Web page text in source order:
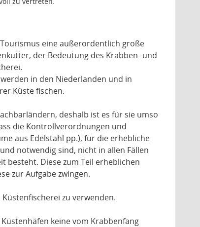
eine außerordentlich große
der Bedeutung des Krabben- und
in den Niederlanden und in
Küste fischen.
deshalb ist es für sie umso
die Kontrollverordnungen und
aus Edelstahl pp.), für die erhebliche
notwendig sind, nicht in allen Fällen
besteht. Diese zum Teil erheblichen
zur Aufgabe zwingen.
zu verwenden.
keine vom Krabbenfang